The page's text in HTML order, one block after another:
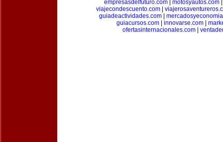
empresasdelfuturo.com| motosyautos.com
viajecondescuento.com
guiadeactividades.com|
guiacursos.com| innovarse.com|
ofertasinternacionales.com